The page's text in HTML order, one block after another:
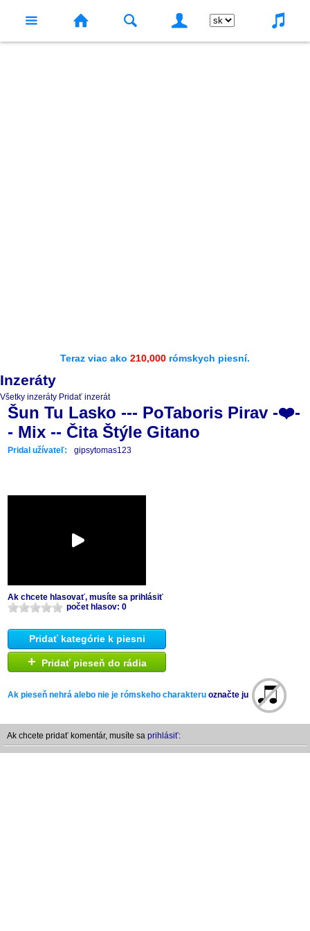
Teraz viac ako 210,000 rómskych piesní.
Inzeráty
Všetky inzeráty Pridať inzerát
Šun Tu Lasko --- PoTaboris Pirav -❤️-
- Mix -- Čita Štýle Gitano
Pridal užívateľ: gipsytomas123
Ak chcete hlasovať, musíte sa prihlásiť
počet hlasov: 0
Pridať kategórie k piesni
+ Pridať pieseň do rádia
Ak pieseň nehrá alebo nie je rómskeho charakteru označte ju
Ak chcete pridať komentár, musíte sa prihlásiť: